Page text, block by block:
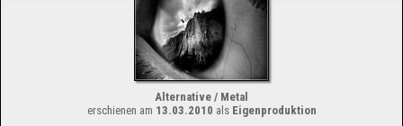
Alternative / Metal
erschienen am 13.03.2010 als Eigenproduktion